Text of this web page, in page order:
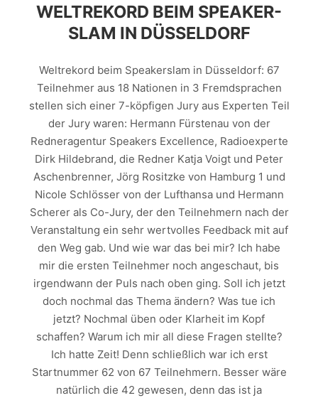
WELTREKORD BEIM SPEAKER-
SLAM IN DÜSSELDORF
Weltrekord beim Speakerslam in Düsseldorf: 67
Teilnehmer aus 18 Nationen in 3 Fremdsprachen
stellen sich einer 7-köpfigen Jury aus Experten Teil
der Jury waren: Hermann Fürstenau von der
Redneragentur Speakers Excellence, Radioexperte
Dirk Hildebrand, die Redner Katja Voigt und Peter
Aschenbrenner, Jörg Rositzke von Hamburg 1 und
Nicole Schlösser von der Lufthansa und Hermann
Scherer als Co-Jury, der den Teilnehmern nach der
Veranstaltung ein sehr wertvolles Feedback mit auf
den Weg gab. Und wie war das bei mir? Ich habe
mir die ersten Teilnehmer noch angeschaut, bis
irgendwann der Puls nach oben ging. Soll ich jetzt
doch nochmal das Thema ändern? Was tue ich
jetzt? Nochmal üben oder Klarheit im Kopf
schaffen? Warum ich mir all diese Fragen stellte?
Ich hatte Zeit! Denn schließlich war ich erst
Startnummer 62 von 67 Teilnehmern. Besser wäre
natürlich die 42 gewesen, denn das ist ja